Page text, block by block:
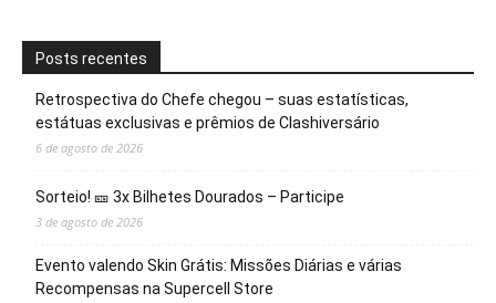
Posts recentes
Retrospectiva do Chefe chegou – suas estatísticas,
estátuas exclusivas e prêmios de Clashiversário
6 de agosto de 2026
Sorteio! 🎫 3x Bilhetes Dourados – Participe
3 de agosto de 2026
Evento valendo Skin Grátis: Missões Diárias e várias
Recompensas na Supercell Store